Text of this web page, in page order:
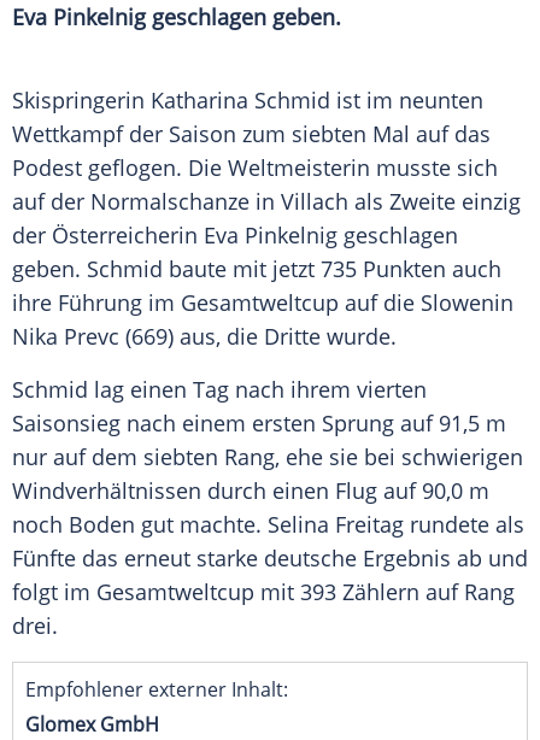
Eva Pinkelnig geschlagen geben.
Skispringerin Katharina Schmid ist im neunten
Wettkampfder Saison zum siebten Mal auf das
Podest geflogen. Die Weltmeisterin musste sich
auf der Normalschanze in Villach als Zweite einzig
der Österreicherin Eva Pinkelnig geschlagen
geben. Schmid baute mit jetzt 735 Punkten auch
ihre Führung im Gesamtweltcup auf die Slowenin
Nika Prevc (669) aus, die Dritte wurde.
Schmid lag einen Tag nach ihrem vierten
Saisonsieg nach einem ersten Sprung auf 91,5 m
nur auf dem siebten Rang, ehe sie bei schwierigen
Windverhältnissen durch einen Flug auf 90,0 m
noch Boden gut machte. Selina Freitag rundete als
Fünfte das erneut starke deutsche Ergebnis ab und
folgt im Gesamtweltcup mit 393 Zählern auf Rang
drei.
Empfohlener externer Inhalt:
Glomex GmbH